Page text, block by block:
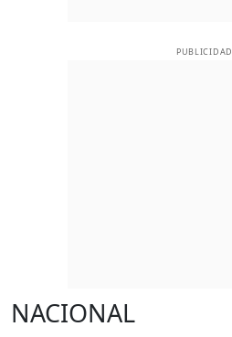
PUBLICIDAD
NACIONAL